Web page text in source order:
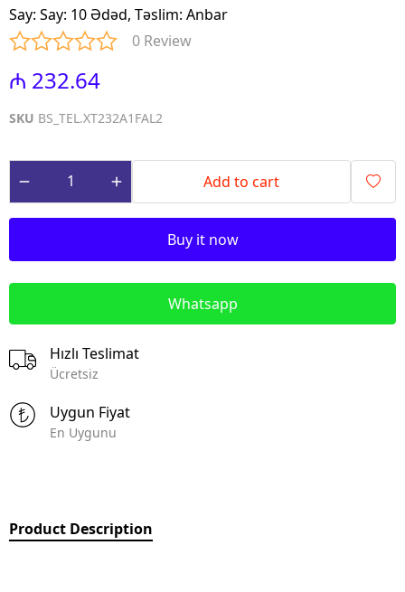
Say: Say: 10 Ədəd, Təslim: Anbar
0 Review
₼ 232.64
SKU BS_TEL.XT232A1FAL2
Add to cart
Buy it now
Whatsapp
Hızlı Teslimat
Ücretsiz
Uygun Fiyat
En Uygunu
Product Description